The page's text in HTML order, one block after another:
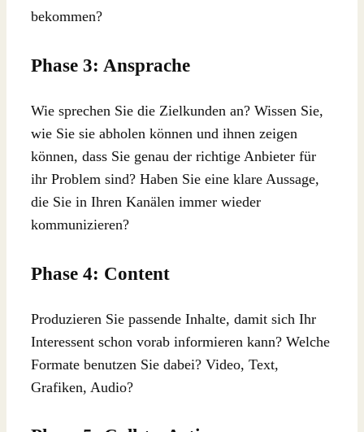
bekommen?
Phase 3: Ansprache
Wie sprechen Sie die Zielkunden an? Wissen Sie,
wie Sie sie abholen können und ihnen zeigen
können, dass Sie genau der richtige Anbieter für
ihr Problem sind? Haben Sie eine klare Aussage,
die Sie in Ihren Kanälen immer wieder
kommunizieren?
Phase 4: Content
Produzieren Sie passende Inhalte, damit sich Ihr
Interessent schon vorab informieren kann? Welche
Formate benutzen Sie dabei? Video, Text,
Grafiken, Audio?